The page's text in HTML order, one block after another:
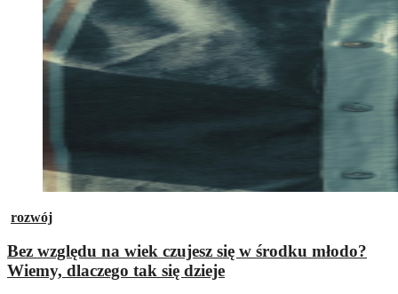
rozwój
Bez względu na wiek czujesz się w środku młodo?
Wiemy, dlaczego tak się dzieje